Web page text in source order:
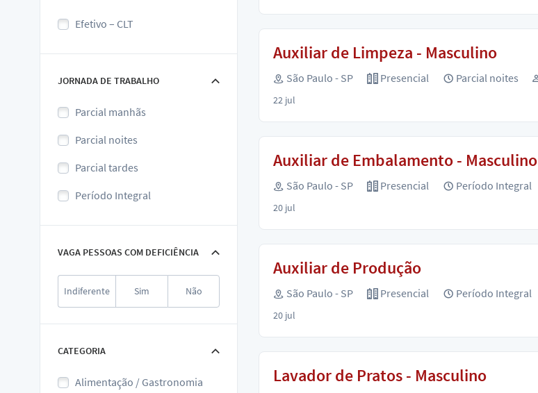
Efetivo – CLT
JORNADA DE TRABALHO
Parcial manhãs
Parcial noites
Parcial tardes
Período Integral
VAGA PESSOAS COM DEFICIÊNCIA
Indiferente Sim Não
CATEGORIA
Alimentação / Gastronomia
Auxiliar de Limpeza - Masculino
São Paulo - SP Presencial Parcial noites
22 jul
Auxiliar de Embalamento - Masculino
São Paulo - SP Presencial Período Integral
20 jul
Auxiliar de Produção
São Paulo - SP Presencial Período Integral
20 jul
Lavador de Pratos - Masculino